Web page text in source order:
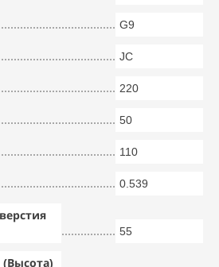
G9
JC
220
50
110
0.539
55